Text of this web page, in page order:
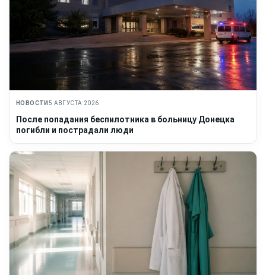
НОВОСТИ 5 АВГУСТА 2026
После попадания беспилотника в больницу Донецка
погибли и пострадали люди